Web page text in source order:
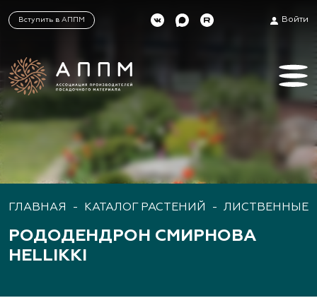
Вступить в АППМ Войти
ГЛАВНАЯ - КАТАЛОГ РАСТЕНИЙ - ЛИСТВЕННЫЕ
РОДОДЕНДРОН СМИРНОВА
HELLIKKI